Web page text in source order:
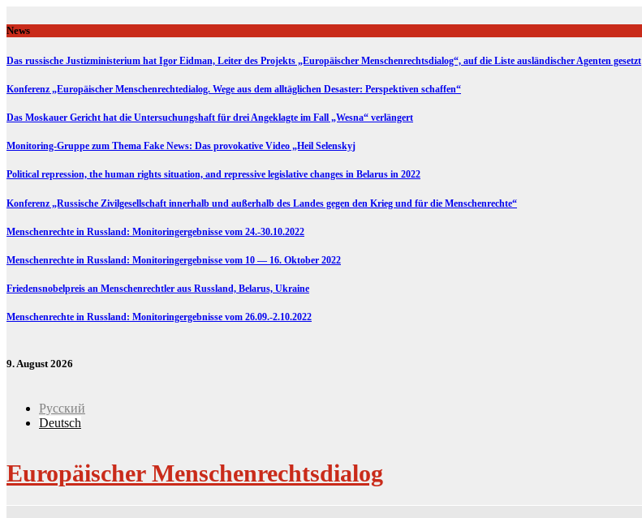
to
content
News
Das russische Justizministerium hat Igor Eidman, Leiter des Projekts „Europäischer Menschenrechtsdialog“, auf die Liste ausländischer Agenten gesetzt
Konferenz „Europäischer Menschenrechtedialog. Wege aus dem alltäglichen Desaster: Perspektiven schaffen“
Das Moskauer Gericht hat die Untersuchungshaft für drei Angeklagte im Fall „Wesna“ verlängert
Monitoring-Gruppe zum Thema Fake News: Das provokative Video „Heil Selenskyj
Political repression, the human rights situation, and repressive legislative changes in Belarus in 2022
Konferenz „Russische Zivilgesellschaft innerhalb und außerhalb des Landes gegen den Krieg und für die Menschenrechte“
Menschenrechte in Russland: Monitoringergebnisse vom 24.-30.10.2022
Menschenrechte in Russland: Monitoringergebnisse vom 10 — 16. Oktober 2022
Friedensnobelpreis an Menschenrechtler aus Russland, Belarus, Ukraine
Menschenrechte in Russland: Monitoringergebnisse vom 26.09.-2.10.2022
9. August 2026
Русский
Deutsch
Europäischer Menschenrechtsdialog